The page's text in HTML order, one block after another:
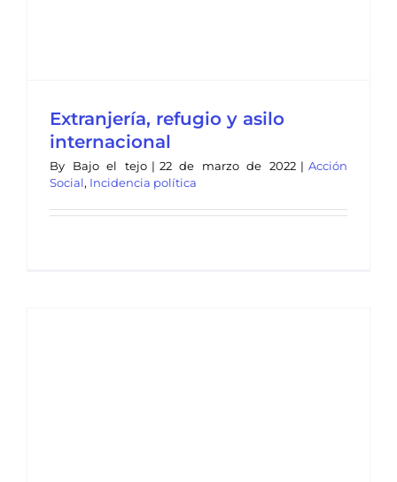
Extranjería, refugio y asilo
internacional
By Bajo el tejo | 22 de marzo de 2022 | Acción
Social, Incidencia política